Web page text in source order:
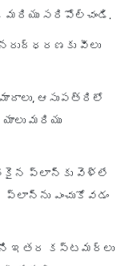
మరియు సరిపోల్చండి.
వీలు
ఆసుపత్రిలో
మరియు
ప్లాన్‌కు వెళ్లే
ఎంచుకోవడం
ఇతర కస్టమర్‌లు